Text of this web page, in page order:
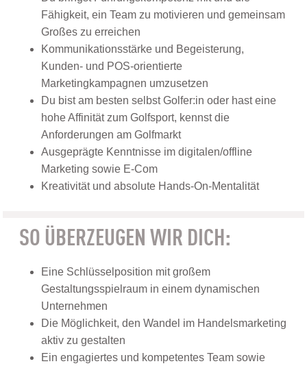
Fähigkeit, ein Team zu motivieren und gemeinsam
Großes zu erreichen
Kommunikationsstärke und Begeisterung,
Kunden- und POS-orientierte
Marketingkampagnen umzusetzen
Du bist am besten selbst Golfer:in oder hast eine
hohe Affinität zum Golfsport, kennst die
Anforderungen am Golfmarkt
Ausgeprägte Kenntnisse im digitalen/offline
Marketing sowie E-Com
Kreativität und absolute Hands-On-Mentalität
SO ÜBERZEUGEN WIR DICH:
Eine Schlüsselposition mit großem
Gestaltungsspielraum in einem dynamischen
Unternehmen
Die Möglichkeit, den Wandel im Handelsmarketing
aktiv zu gestalten
Ein engagiertes und kompetentes Team sowie